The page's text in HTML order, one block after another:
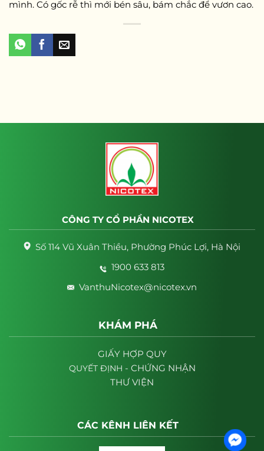
mình. Có gốc rễ thì mới bén sâu, bám chắc để vươn cao.
CÔNG TY CỔ PHẦN NICOTEX
Số 114 Vũ Xuân Thiều, Phường Phúc Lợi, Hà Nội
1900 633 813
VanthuNicotex@nicotex.vn
KHÁM PHÁ
GIẤY HỢP QUY
QUYẾT ĐỊNH - CHỨNG NHẬN
THƯ VIỆN
CÁC KÊNH LIÊN KẾT